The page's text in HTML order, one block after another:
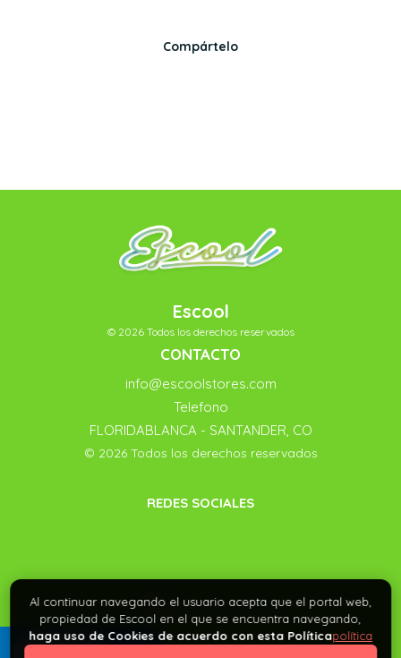
Compártelo
Escool
© 2026 Todos los derechos reservados
CONTACTO
info@escoolstores.com
Telefono
FLORIDABLANCA - SANTANDER, CO
© 2026 Todos los derechos reservados
REDES SOCIALES
Al continuar navegando el usuario acepta que el portal web,
propiedad de Escool en el que se encuentra navegando,
haga uso de Cookies de acuerdo con esta Políticapolítica